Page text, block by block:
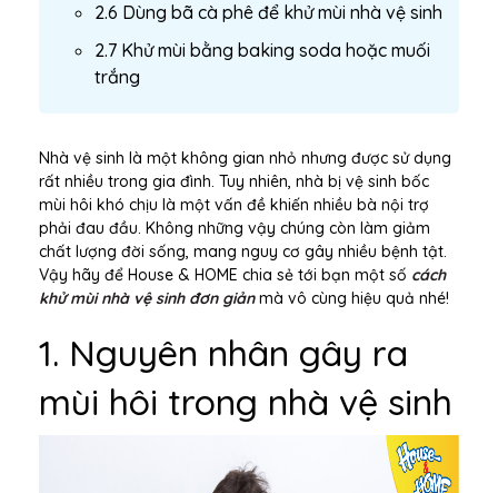
2.6 Dùng bã cà phê để khử mùi nhà vệ sinh
2.7 Khử mùi bằng baking soda hoặc muối
trắng
Nhà vệ sinh là một không gian nhỏ nhưng được sử dụng
rất nhiều trong gia đình. Tuy nhiên, nhà bị vệ sinh bốc
mùi hôi khó chịu là một vấn đề khiến nhiều bà nội trợ
phải đau đầu. Không những vậy chúng còn làm giảm
chất lượng đời sống, mang nguy cơ gây nhiều bệnh tật.
Vậy hãy để House & HOME chia sẻ tới bạn một số cách
khử mùi nhà vệ sinh đơn giảnmà vô cùng hiệu quả nhé!
1. Nguyên nhân gây ra
mùi hôi trong nhà vệ sinh